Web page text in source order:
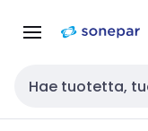
navigointiinsisältöön
Haku